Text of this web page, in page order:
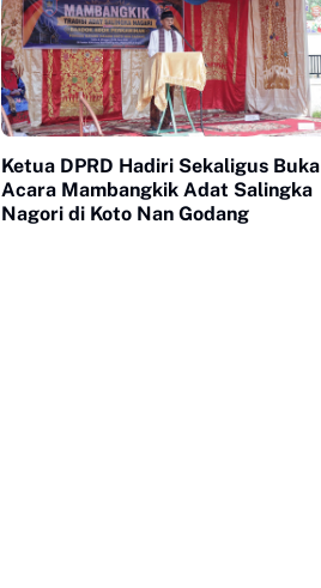
Ketua DPRD Hadiri Sekaligus Buka
Acara Mambangkik Adat Salingka
Nagori di Koto Nan Godang